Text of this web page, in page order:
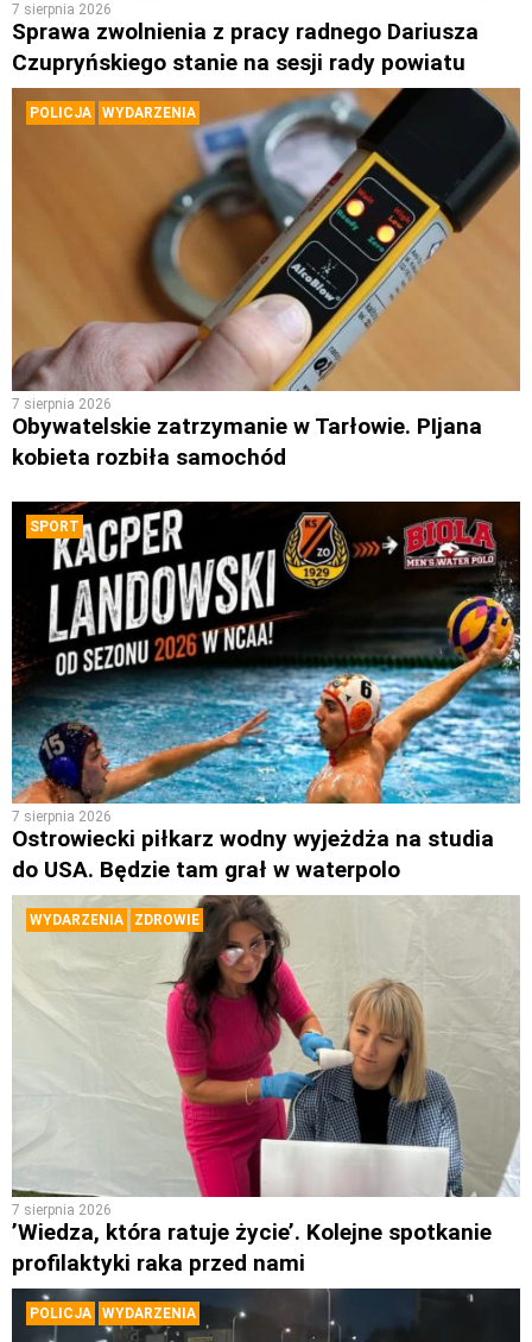
7 sierpnia 2026
Sprawa zwolnienia z pracy radnego Dariusza
Czupryńskiego stanie na sesji rady powiatu
POLICJA WYDARZENIA
7 sierpnia 2026
Obywatelskie zatrzymanie w Tarłowie. PIjana
kobieta rozbiła samochód
SPORT
7 sierpnia 2026
Ostrowiecki piłkarz wodny wyjeżdża na studia
do USA. Będzie tam grał w waterpolo
WYDARZENIA ZDROWIE
7 sierpnia 2026
’Wiedza, która ratuje życie’. Kolejne spotkanie
profilaktyki raka przed nami
POLICJA WYDARZENIA